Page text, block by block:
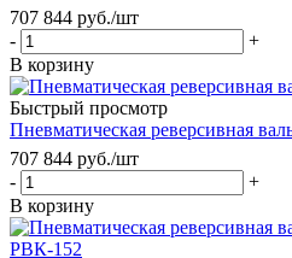
707 844 руб./шт
-
+
В корзину
Быстрый просмотр
Пневматическая реверсивная
707 844 руб./шт
-
+
В корзину